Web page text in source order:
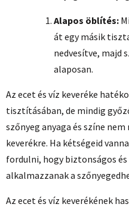
Alapos öblítés:
át egy másik
nedvesítve, majd
alaposan.
Az ecet és víz keveréke
tisztításában, de mindig
szőnyeg anyaga és színe
keverékre. Ha kétségeid
fordulni, hogy biztonságos
alkalmazzanak a
Az ecet és víz keverékének